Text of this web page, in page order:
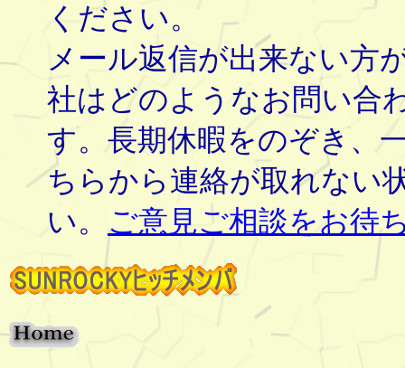
ください。
メール返信が出来ない方
社はどのようなお問い合
す。長期休暇をのぞき、
ちらから連絡が取れない
い。 ご意見ご相談をお待